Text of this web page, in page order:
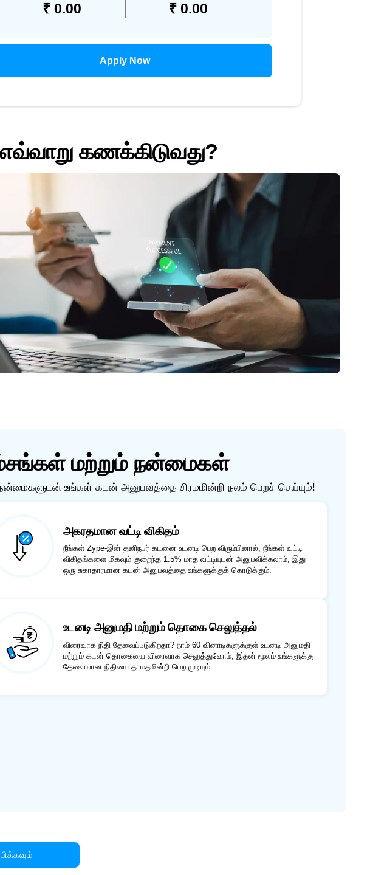
₹ 0.00 ₹ 0.00
Apply Now
கணக்கிடுவது?
மற்றும் நன்மைகள்
உங்கள் கடன் அனுபவத்தை சிரமமின்றி நலம் பெறச் செய்யும்!
அகரதமான வட்டி விகிதம்
நீங்கள் Zype-இன் தனிநபர் கடனை உடனடி பெற விரும்பினால், நீங்கள் வட்டி
விகிதங்களை மிகவும் குறைந்த 1.5% மாத வட்டியுடன் அனுபவிக்கலாம், இது
ஒரு சுகாதாரமான கடன் அனுபவத்தை உங்களுக்குக் கொடுக்கும்.
உடனடி அனுமதி மற்றும் தொகை செலுத்தல்
விரைவாக நிதி தேவைப்படுகிறதா? நாம் 60 வினாடிகளுக்குள் உடனடி அனுமதி
மற்றும் கடன் தொகையை விரைவாக செலுத்துவோம், இதன் மூலம் உங்களுக்கு
தேவையான நிதியை தாமதமின்றி பெற முடியும்.